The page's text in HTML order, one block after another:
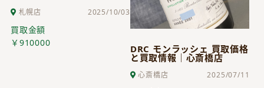
札幌店 2025/10/03
買取金額
￥910000
DRC モンラッシェ 買取価格
と買取情報｜心斎橋店
心斎橋店 2025/07/11